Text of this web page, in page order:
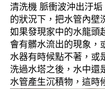
清洗機 脈衝波沖出汙
的狀況下，把水管內壁
如果發現家中的水龍頭
會有髒水流出的現象，
水器有時候點不著，或
洗過水塔之後，水中還
水管產生沉積物，這時